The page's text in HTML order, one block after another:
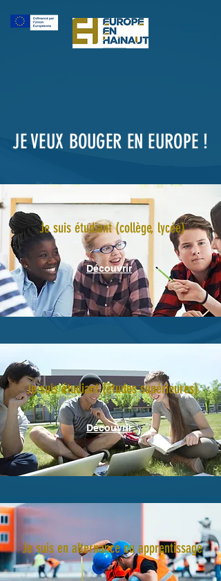
JE VEUX BOUGER EN EUROPE !
Je suis étudiant (collège, lycée)
Découvrir
Je suis étudiant (études supérieures)
Découvrir
Je suis en alternance ou apprentissage